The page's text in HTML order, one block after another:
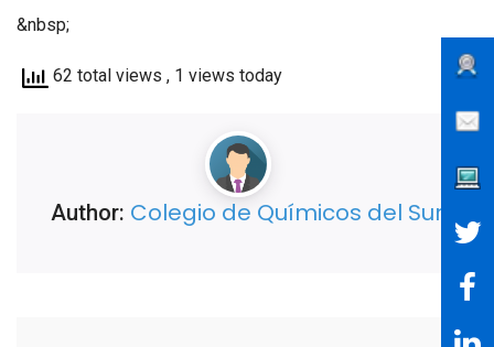
&nbsp;
62 total views , 1 views today
Author: Colegio de Químicos del Sur